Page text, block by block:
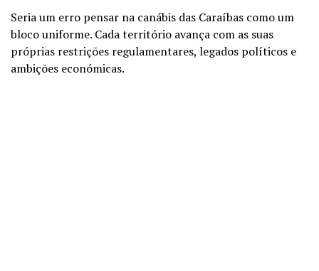
Seria um erro pensar na canábis das Caraíbas como um
bloco uniforme. Cada território avança com as suas
próprias restrições regulamentares, legados políticos e
ambições económicas.